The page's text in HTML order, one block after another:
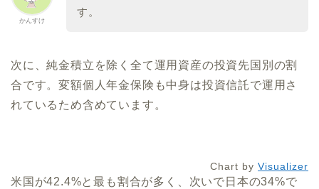
かんすけ
す。
次に、純金積立を除く全て運用資産の投資先国別の割
合です。変額個人年金保険も中身は投資信託で運用さ
れているため含めています。
Chart by Visualizer
米国が42.4%と最も割合が多く、次いで日本の34%で